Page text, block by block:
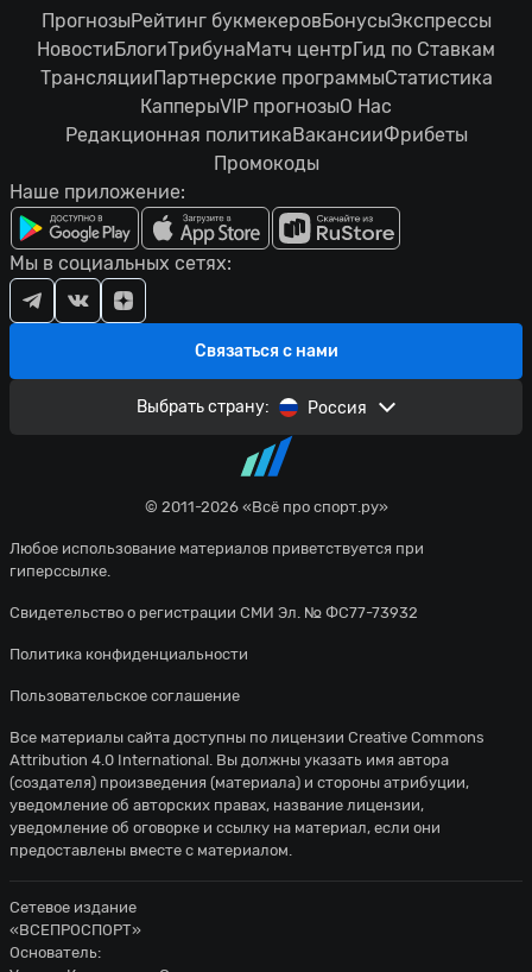
© 2011-2026 «Всё про спорт.ру»
Любое использование материалов приветствуется при
гиперссылке.
Свидетельство о регистрации СМИ Эл. № ФС77-73932
Политика конфиденциальности
Пользовательское соглашение
ПрогнозыРейтинг букмекеровБонусыЭкспрессы
НовостиБлогиТрибунаМатч центрГид по Ставкам
ТрансляцииПартнерские программыСтатистика
КапперыVIP прогнозыО Нас
Редакционная политикаВакансииФрибеты
Промокоды
Наше приложение:
Связаться с нами
Мы в социальных сетях:
Выбрать страну: Россия
Все материалы сайта доступны по лицензии Creative Commons
Attribution 4.0 International. Вы должны указать имя автора
(создателя) произведения (материала) и стороны атрибуции,
уведомление об авторских правах, название лицензии,
уведомление об оговорке и ссылку на материал, если они
предоставлены вместе с материалом.
Сетевое издание
«ВСЕПРОСПОРТ»
Основатель: